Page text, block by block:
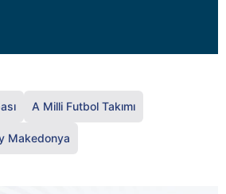
A Milli Futbol Takımı
Makedonya